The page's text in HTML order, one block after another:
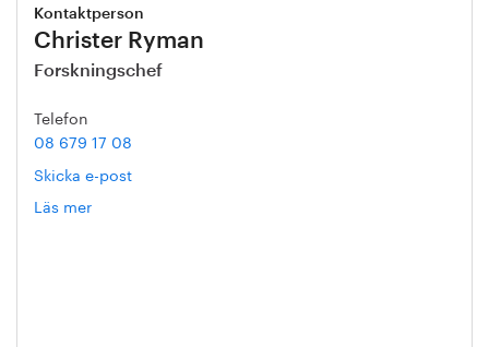
Kontaktperson
Christer Ryman
Forskningschef
Telefon
08 679 17 08
Skicka e-post
Läs mer